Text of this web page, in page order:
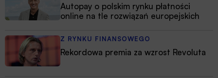
Autopay o polskim rynku płatności
online na tle rozwiązań europejskich
Z RYNKU FINANSOWEGO
Rekordowa premia za wzrost Revoluta